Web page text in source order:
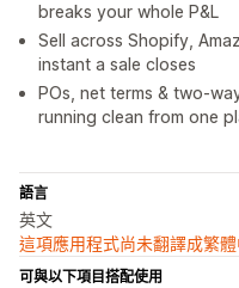
breaks your whole P&L
Sell across Shopify,
instant a sale closes
POs, net terms & two-
running clean from one
語言
英文
這項應用程式尚未翻譯成繁
可與以下項目搭配使用